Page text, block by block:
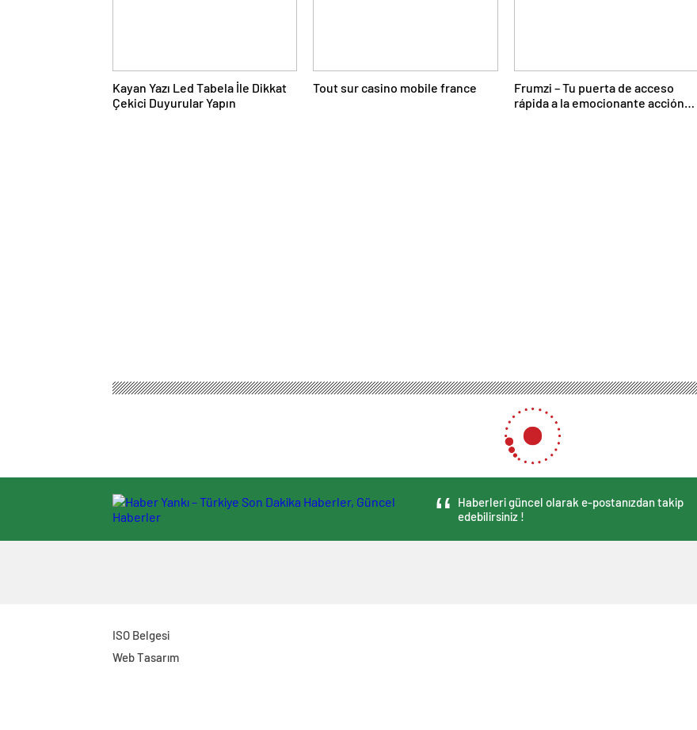
Kayan Yazı Led Tabela İle Dikkat
Çekici Duyurular Yapın
Tout sur casino mobile france
Frumzi – Tu puerta de acceso
rápida a la emocionante acción
Haberleri güncel olarak e-postanızdan takip
edebilirsiniz !
ISO Belgesi
Web Tasarım